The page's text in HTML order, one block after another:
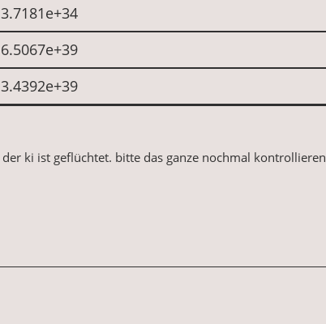
3.7181e+34
6.5067e+39
3.4392e+39
ki ist geflüchtet. bitte das ganze nochmal kontrollieren